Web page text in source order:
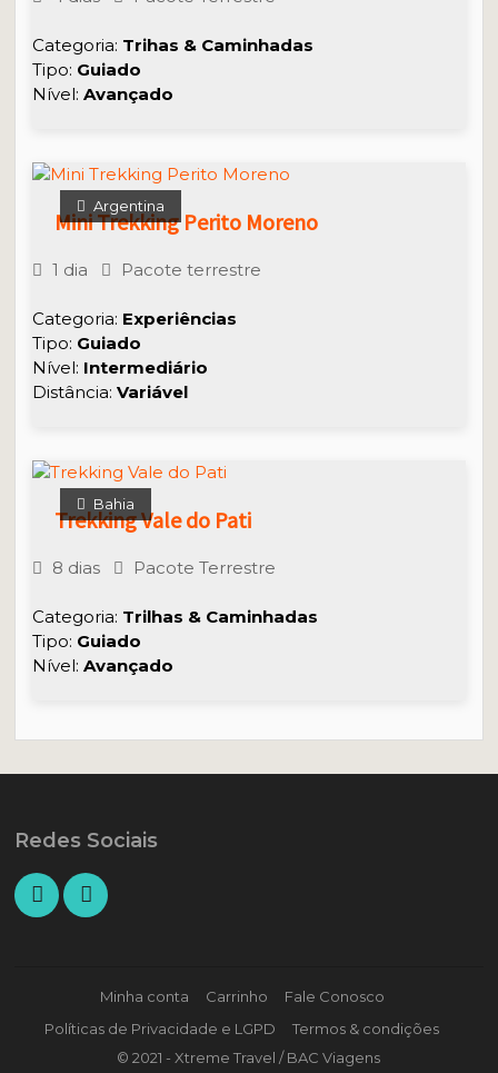
Categoria: Trihas & Caminhadas
Tipo: Guiado
Nível:Avançado
Argentina
Mini Trekking Perito Moreno
1 dia Pacote terrestre
Categoria: Experiências
Tipo: Guiado
Nível: Intermediário
Distância:Variável
Bahia
Trekking Vale do Pati
8 dias Pacote Terrestre
Categoria: Trilhas & Caminhadas
Tipo: Guiado
Nível:Avançado
Redes Sociais
© 2021 - Xtreme Travel / BAC Viagens
Minha conta Carrinho
Fale Conosco
Políticas de Privacidade e LGPD
Termos & condições